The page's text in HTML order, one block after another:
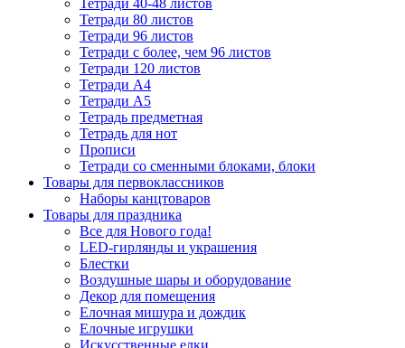
Тетради 40-48 листов
Тетради 80 листов
Тетради 96 листов
Тетради с более, чем 96 листов
Тетради 120 листов
Тетради А4
Тетради А5
Тетрадь предметная
Тетрадь для нот
Прописи
Тетради со сменными блоками, блоки
Товары для первоклассников
Наборы канцтоваров
Товары для праздника
Все для Нового года!
LED-гирлянды и украшения
Блестки
Воздушные шары и оборудование
Декор для помещения
Елочная мишура и дождик
Елочные игрушки
Искусственные елки